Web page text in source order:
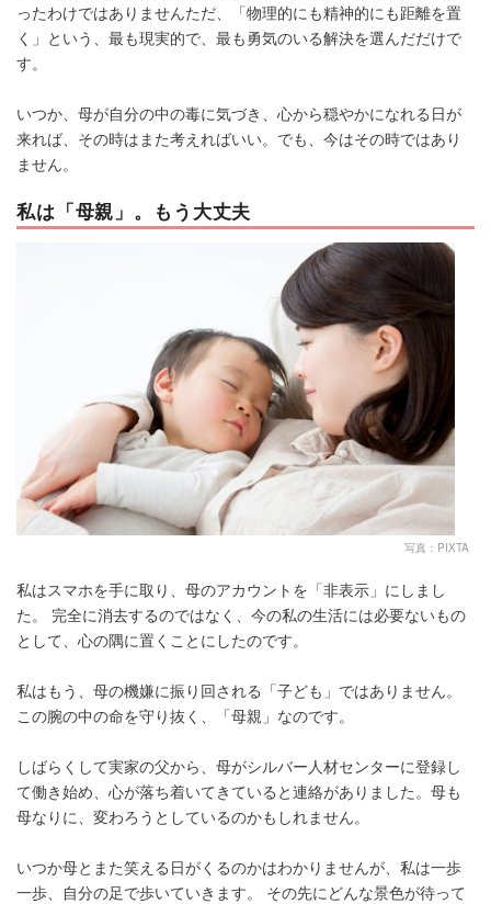
ったわけではありませんただ、「物理的にも精神的にも距離を置
く」という、最も現実的で、最も勇気のいる解決を選んだだけで
す。
いつか、母が自分の中の毒に気づき、心から穏やかになれる日が
来れば、その時はまた考えればいい。でも、今はその時ではあり
ません。
私は「母親」。もう大丈夫
写真：PIXTA
私はスマホを手に取り、母のアカウントを「非表示」にしまし
た。 完全に消去するのではなく、今の私の生活には必要ないもの
として、心の隅に置くことにしたのです。
私はもう、母の機嫌に振り回される「子ども」ではありません。
この腕の中の命を守り抜く、「母親」なのです。
しばらくして実家の父から、母がシルバー人材センターに登録し
て働き始め、心が落ち着いてきていると連絡がありました。母も
母なりに、変わろうとしているのかもしれません。
いつか母とまた笑える日がくるのかはわかりませんが、私は一歩
一歩、自分の足で歩いていきます。 その先にどんな景色が待って